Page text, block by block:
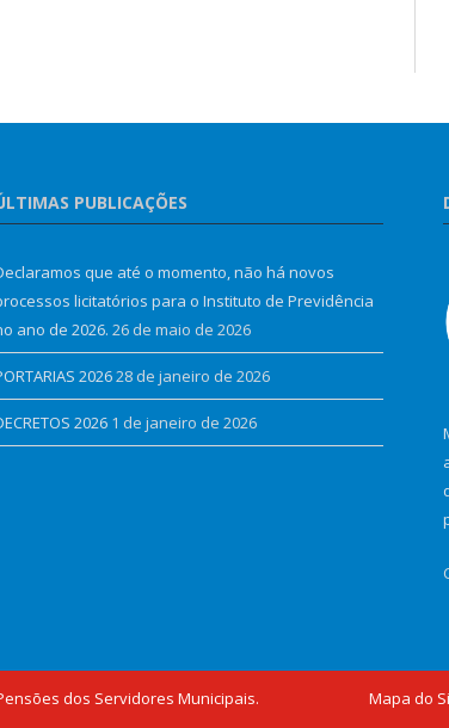
PUBLICAÇÕES
que até o momento, não há novos
licitatórios para o Instituto de Previdência
ano de 2026. 26 de maio de 2026
202628 de janeiro de 2026
2026 1 de janeiro de 2026
dos Servidores Municipais. Mapa do